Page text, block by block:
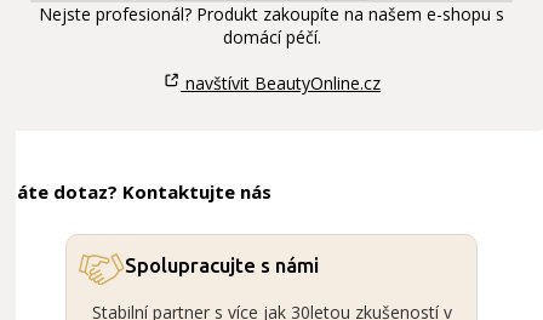
Nejste profesionál? Produkt zakoupíte na našem e-shopu s
domácí péčí.
navštívit BeautyOnline.cz
Máte dotaz? Kontaktujte nás
Spolupracujte s námi
Stabilní partner s více jak 30letou zkušeností v